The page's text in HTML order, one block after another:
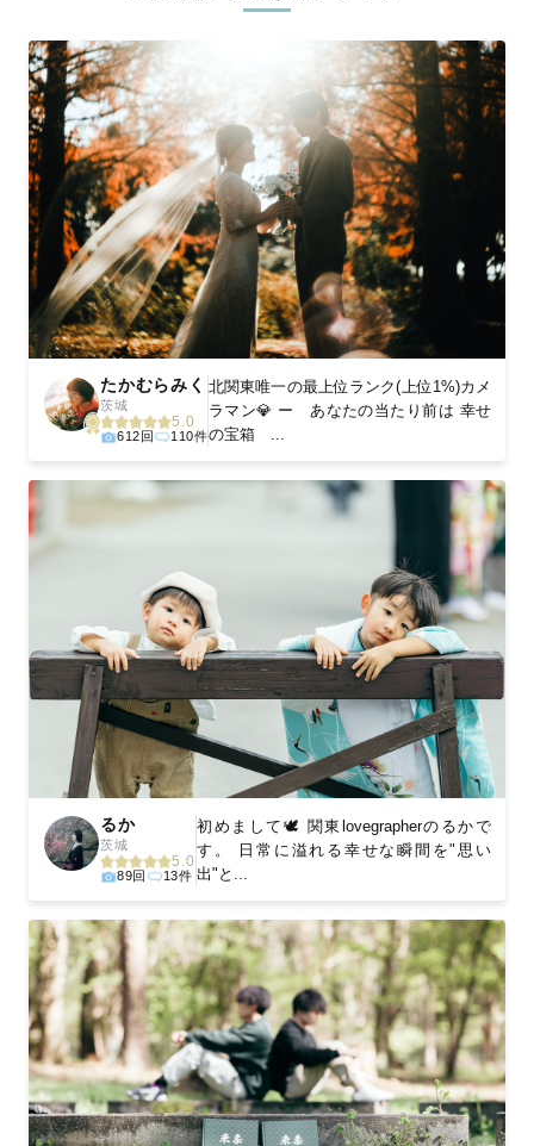
ィを身につけたプロのカメラマンが全国47都道府県に在籍してい
験をお届けします。
丁寧なレタッチで思い出を美しく仕上げます
撮影後は、独自の編集技術で写真の明るさや色合いを丁寧に調
整。自然な雰囲気を残しつつも、おしゃれで洗練された仕上がり
に。きっと「こんな写真を撮ってほしかった！」と思える一枚に
出会えます。まずは、ラブグラフの撮影事例をご覧ください。
たかむらみく
茨城
5.0
612回 110件
北関東唯一の最上位ランク(上位1%)カメ
ラマン💎 ー あなたの当たり前は 幸せ
の宝箱 ...
るか
茨城
5.0
89回 13件
初めまして🕊 関東lovegrapherのるかで
す。 日常に溢れる幸せな瞬間を"思い
出"と...